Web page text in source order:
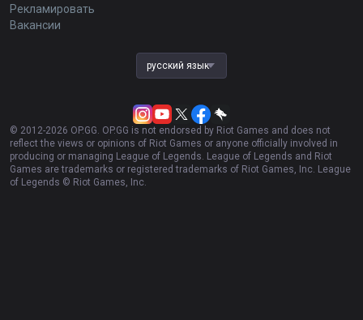
Рекламировать
Вакансии
русский язык
© 2012-2026 OP.GG. OP.GG is not endorsed by Riot Games and does not
reflect the views or opinions of Riot Games or anyone officially involved in
producing or managing League of Legends. League of Legends and Riot
Games are trademarks or registered trademarks of Riot Games, Inc. League
of Legends © Riot Games, Inc.